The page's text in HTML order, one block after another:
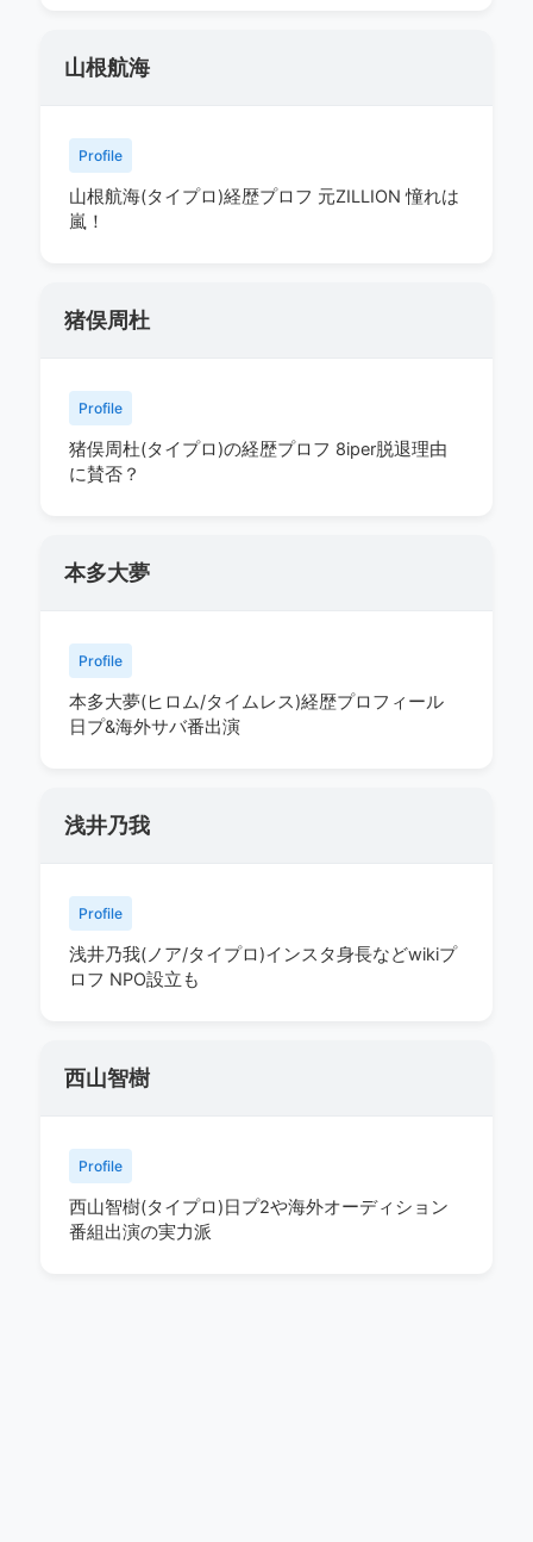
山根航海
Profile
山根航海(タイプロ)経歴プロフ 元ZILLION 憧れは
嵐！
猪俣周杜
Profile
猪俣周杜(タイプロ)の経歴プロフ 8iper脱退理由
に賛否？
本多大夢
Profile
本多大夢(ヒロム/タイムレス)経歴プロフィール
日プ&海外サバ番出演
浅井乃我
Profile
浅井乃我(ノア/タイプロ)インスタ身長などwikiプ
ロフ NPO設立も
西山智樹
Profile
西山智樹(タイプロ)日プ2や海外オーディション
番組出演の実力派